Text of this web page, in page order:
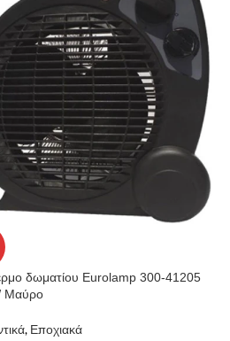
δωματίου Eurolamp 300-41205
Μαύρο
, Εποχιακά